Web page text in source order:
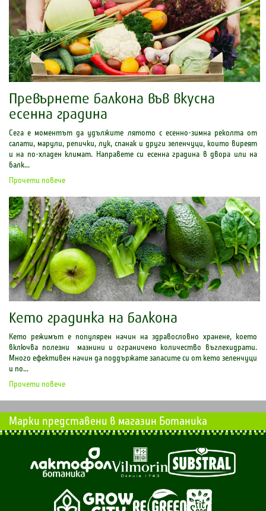
Превърнете балкона във вкусна
есенна градина
Сега е моментът да удължите лятото с есенно-зимна реколта от
салати, марули, репички, лук, спанак и други зеленчуци, които виреят
и на по-хладен климат. Направете си есенна градина в двора или на
балк...
Прочети повече
Кето градинка на балкона
Кето режимът е популярен начин на здравословно хранене, което
включва полезни мазнини и ограничено количество въглехидрати.
Много ефективен начин да поддържате запасите си от кето зеленчуци
и по...
Прочети повече
Марки представени в магазин Ботаника